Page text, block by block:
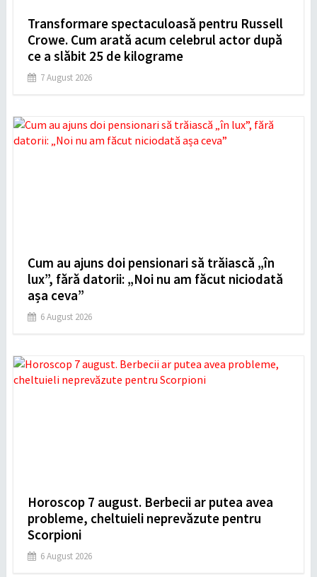
Transformare spectaculoasă pentru Russell
Crowe. Cum arată acum celebrul actor după
ce a slăbit 25 de kilograme
7 August 2026
Cum au ajuns doi pensionari să trăiască „în
lux”, fără datorii: „Noi nu am făcut niciodată
așa ceva”
6 August 2026
Horoscop 7 august. Berbecii ar putea avea
probleme, cheltuieli neprevăzute pentru
Scorpioni
6 August 2026